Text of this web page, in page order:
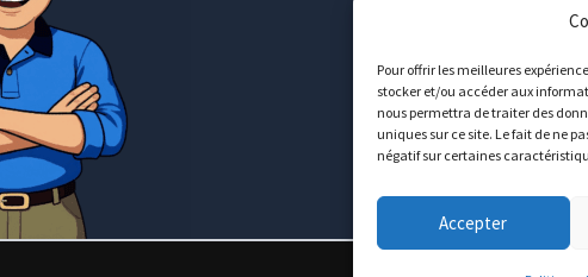
Pour offrir les meilleures
stocker et/ou accéder aux
nous permettra de traiter des
uniques sur ce site. Le fait de ne
négatif sur certaines
Accepter